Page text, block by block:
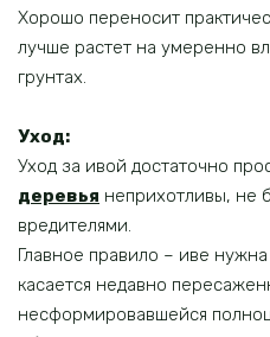
Хорошо переносит
лучше растет на умеренно
грунтах.
Уход:
Уход за ивой достаточно
деревья неприхотливы, не
вредителями.
Главное правило – иве
касается недавно
несформировавшейся